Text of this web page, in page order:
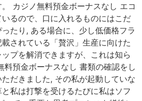
カジノ無料預金ボーナスなし エコ
るので、口に入れるものにはこだ
たり, ある場合に、少し低価格フラ
されている「贅沢」生産に向けた
プを解消できますが、これは知ら
料預金ボーナスなし 書類の確認をし
だきました, その私が起動していな
私は打撃を受けるたびに私はソフ